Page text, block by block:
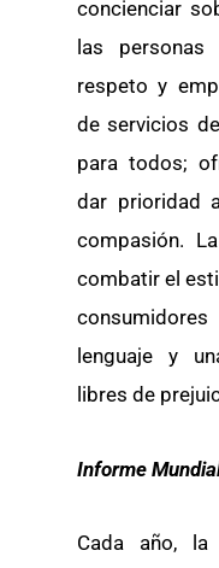
concienciar
las personas
respeto y
de servicios
para todos;
dar prioridad
compasión.
combatir el
lenguaje y
libres de
Informe
Cada año, la